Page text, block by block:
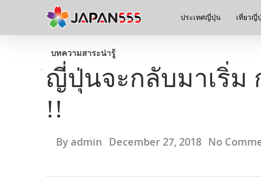
ประเทศญี่ปุ่น เที่ยวญี่
บทความสาระน่ารู้
ญี่ปุ่นจะกลับมาเริ่ม
!!
By admin December 27, 2018 No